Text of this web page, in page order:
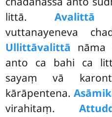
littā. Avalittā
vuttanayeneva
Ullittāvalittā nāma
anto ca bahi ca
sayaṃ vā
kārāpentena.
virahitaṃ.